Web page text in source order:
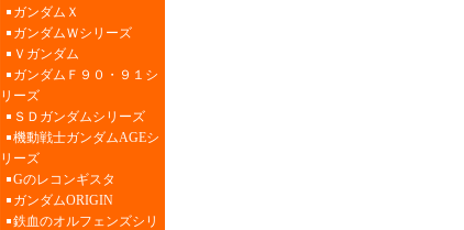
ガンダムＸ
ガンダムＷシリーズ
Ｖガンダム
ガンダムＦ９０・９１シ
リーズ
ＳＤガンダムシリーズ
機動戦士ガンダムAGEシ
リーズ
Gのレコンギスタ
ガンダムORIGIN
鉄血のオルフェンズシリ